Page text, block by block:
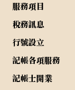
服務項目
稅務訊息
行號設立
記帳各項服務
記帳士開業